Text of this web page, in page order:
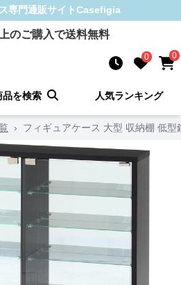
専門通販サイトCasefigia
のご購入で送料無料
0 0
品を検索 人気ランキング
› フィギュアケース 大型 収納棚 低